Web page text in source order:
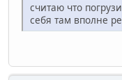
считаю что
себя там вполне